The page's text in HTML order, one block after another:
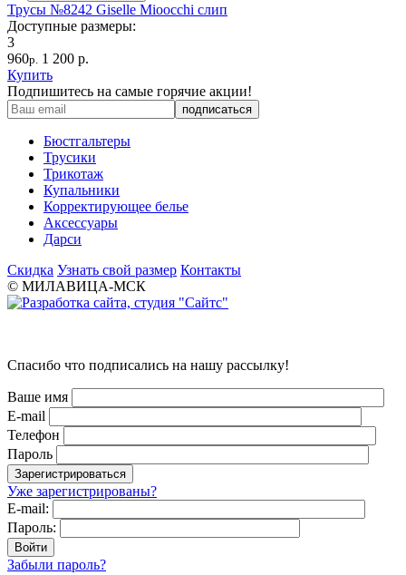
Трусы №8242 Giselle Mioocchi слип
Доступные размеры:
3
960р. 1 200 р.
Купить
Подпишитесь на самые горячие акции!
Бюстгальтеры
Трусики
Трикотаж
Купальники
Корректирующее белье
Аксессуары
Дарси
Скидка Узнать свой размер Контакты
© МИЛАВИЦА-МСК
Спасибо что подписались на нашу рассылку!
Ваше имя
E-mail
Телефон
Пароль
Уже зарегистрированы?
E-mail:
Пароль:
Забыли пароль?